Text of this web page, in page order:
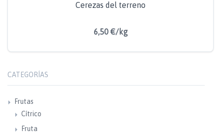
Cerezas del terreno
6,50 €/kg
CATEGORÍAS
Frutas
Cítrico
Fruta